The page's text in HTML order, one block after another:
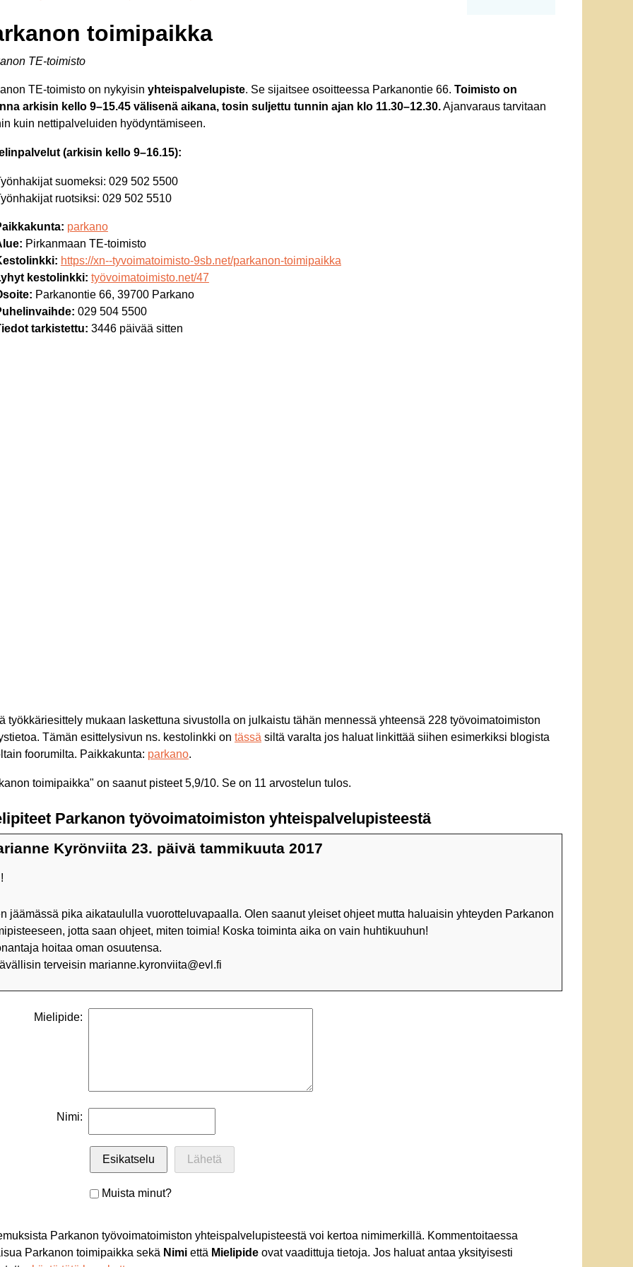
toimipaikka
TE-toimisto
TE-toimisto on nykyisinyhteispalvelupiste. Se sijaitsee osoitteessa Parkanontie 66.Toimisto on
arkisin kello 9–15.45 välisenä aikana, tosin suljettu tunnin ajan klo 11.30–12.30.Ajanvaraus tarvitaan
kuin nettipalveluiden hyödyntämiseen.
(arkisin kello 9–16.15):
suomeksi: 029 502 5500
ruotsiksi: 029 502 5510
parkano
Pirkanmaan TE-toimisto
https://xn--tyvoimatoimisto-9sb.net/parkanon-toimipaikka
kestolinkki: työvoimatoimisto.net/47
Parkanontie 66, 39700 Parkano
029 504 5500
tarkistettu: 3446 päivää sitten
työkkäriesittely mukaan laskettuna sivustolla on julkaistu tähän mennessä yhteensä 228 työvoimatoimiston
Tämän esittelysivun ns. kestolinkki ontässä siltä varalta jos haluat linkittää siihen esimerkiksi blogista
foorumilta. Paikkakunta: parkano.
toimipaikka" on saanut pisteet5,9/10. Se on 11 arvostelun tulos.
Parkanon työvoimatoimiston yhteispalvelupisteestä
Kyrönviita 23. päivä tammikuuta 2017
jäämässä pika aikataululla vuorotteluvapaalla. Olen saanut yleiset ohjeet mutta haluaisin yhteyden Parkanon
jotta saan ohjeet, miten toimia! Koska toiminta aika on vain huhtikuuhun!
hoitaa oman osuutensa.
terveisin marianne.kyronviita@evl.fi
Mielipide:
Nimi:
Muista minut?
Parkanon työvoimatoimiston yhteispalvelupisteestä voi kertoa nimimerkillä. Kommentoitaessa
Parkanon toimipaikka sekä Nimi että Mielipide ovat vaadittuja tietoja. Jos haluat antaa yksityisesti